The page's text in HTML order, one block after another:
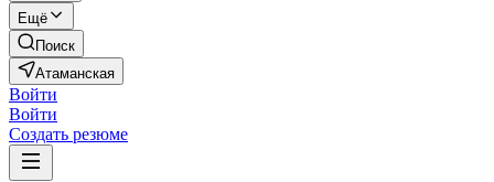
Ещё
Поиск
Атаманская
Войти
Войти
Создать резюме